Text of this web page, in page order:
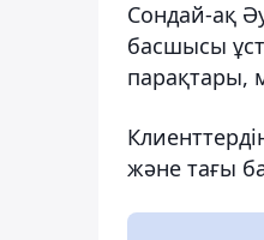
Сондай-ақ
басшысы
парақтары,
және тағы